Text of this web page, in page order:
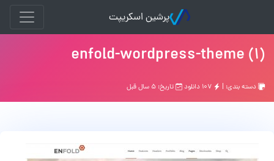
پرشین اسکریپت
enfold-wordpress-theme (1)
دسته بندی: | تاریخ: ۵ سال قبل